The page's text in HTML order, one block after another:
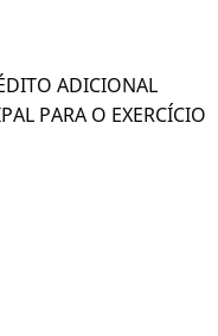
ADICIONAL
PARA O EXERCÍCIO